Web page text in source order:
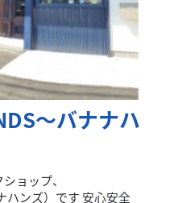
～バナナハ
ョップ、
ハンズ）です 安心安全